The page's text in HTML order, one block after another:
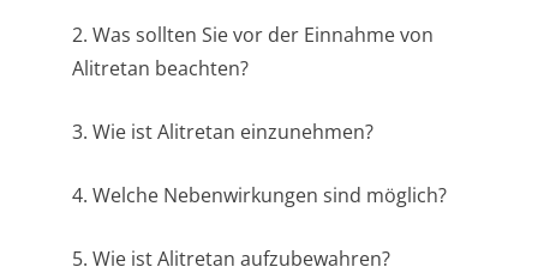
2. Was sollten Sie vor der Einnahme von
Alitretan beachten?
3. Wie ist Alitretan einzunehmen?
4. Welche Nebenwirkungen sind möglich?
5. Wie ist Alitretan aufzubewahren?